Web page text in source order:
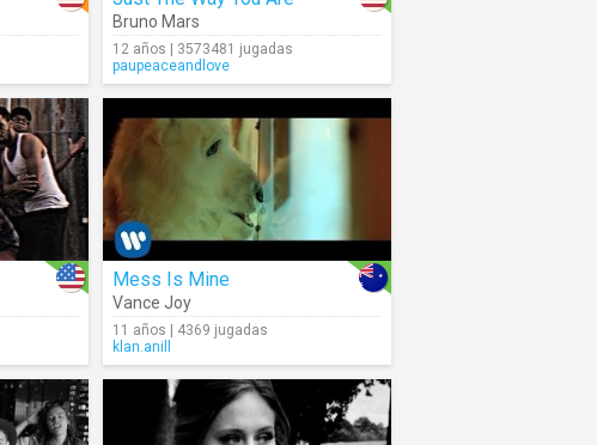
Bruno Mars
12 años | 3573481 jugadas
paupeaceandlove
Mess Is Mine
Vance Joy
11 años | 4369 jugadas
klan.anill